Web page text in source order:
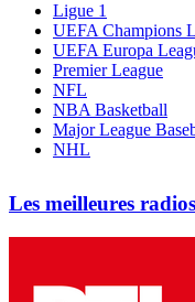
Ligue 1
UEFA Champions
UEFA Europa
Premier League
NFL
NBA Basketball
Major League
NHL
Les meilleures radios